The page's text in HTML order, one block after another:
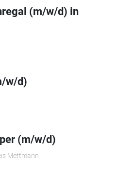
(m/w/d) in
w/d)
(m/w/d)
Mettmann